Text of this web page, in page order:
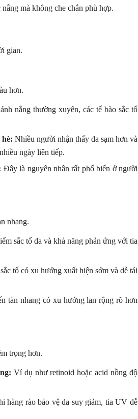
mà không che chắn phù hợp.
gian.
hơn.
nắng thường xuyên, các tế bào sắc tố
Nhiều người nhận thấy da sạm hơn và
ngày liên tiếp.
Đây là nguyên nhân rất phổ biến ở người
nhang.
sắc tố da và khả năng phản ứng với tia
tố có xu hướng xuất hiện sớm và dễ tái
tàn nhang có xu hướng lan rộng rõ hơn
trọng hơn.
Ví dụ như retinoid hoặc acid nồng độ
hàng rào bảo vệ da suy giảm, tia UV dễ